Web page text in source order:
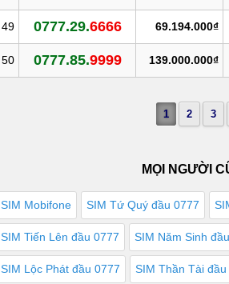
49 0777.29.6666 69.194.000₫
50 0777.85.9999 139.000.000₫
1 2 3
MỌI NGƯỜI
SIM Mobifone SIM Tứ Quý đầu 0777
SIM Tiến Lên đầu 0777 SIM Năm Sinh
SIM Lộc Phát đầu 0777 SIM Thần Tài đầu